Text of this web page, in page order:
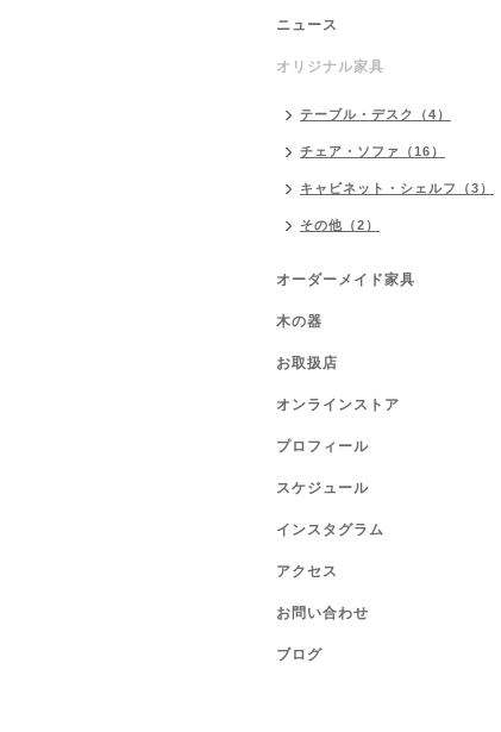
ニュース
オリジナル家具
テーブル・デスク（4）
チェア・ソファ（16）
キャビネット・シェルフ（3）
その他（2）
オーダーメイド家具
木の器
お取扱店
オンラインストア
プロフィール
スケジュール
インスタグラム
アクセス
お問い合わせ
ブログ